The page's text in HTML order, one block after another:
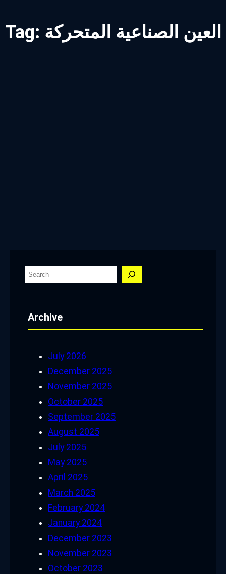
Tag: العين الصناعية المتحركة
S
rArchive
July 2026
December 2025
November 2025
October 2025
September 2025
August 2025
July 2025
May 2025
April 2025
March 2025
February 2024
January 2024
December 2023
November 2023
October 2023